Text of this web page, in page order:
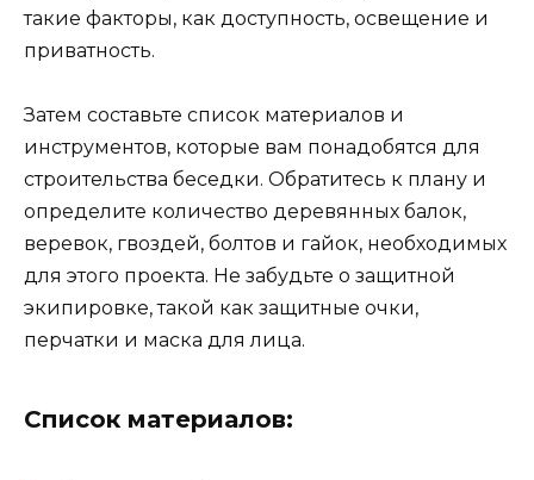
такие факторы, как доступность, освещение и
приватность.
Затем составьте список материалов и
инструментов, которые вам понадобятся для
строительства беседки. Обратитесь к плану и
определите количество деревянных балок,
веревок, гвоздей, болтов и гайок, необходимых
для этого проекта. Не забудьте о защитной
экипировке, такой как защитные очки,
перчатки и маска для лица.
Список материалов: